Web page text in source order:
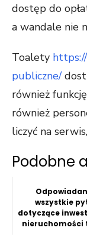
dostęp do
a wandale nie
Toalety
publiczne/
również
również
liczyć na
Podobne
wszystkie
dotyczące
nieruchomości